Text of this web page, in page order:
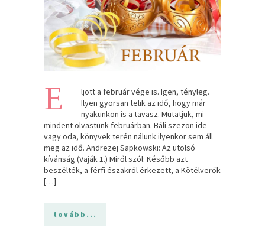
E
ljött a február vége is. Igen, tényleg.
Ilyen gyorsan telik az idő, hogy már
nyakunkon is a tavasz. Mutatjuk, mi
mindent olvastunk februárban. Báli szezon ide
vagy oda, könyvek terén nálunk ilyenkor sem áll
meg az idő. Andrezej Sapkowski: Az utolsó
kívánság (Vaják 1.) Miről szól: Később azt
beszélték, a férfi északról érkezett, a Kötélverők
[…]
tovább...